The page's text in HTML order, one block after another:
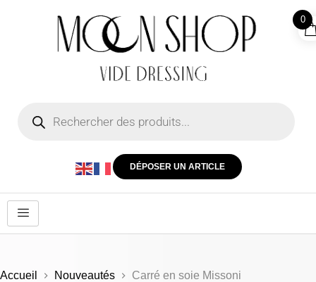
DÉPOSER UN ARTICLE
Accueil Nouveautés Carré en soie Missoni
0